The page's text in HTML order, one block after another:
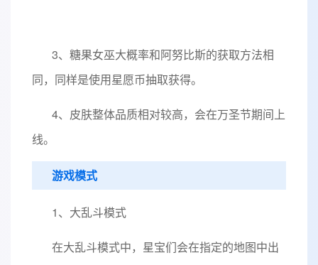
3、糖果女巫大概率和阿努比斯的获取方法相
同，同样是使用星愿币抽取获得。
4、皮肤整体品质相对较高，会在万圣节期间上
线。
游戏模式
1、大乱斗模式
在大乱斗模式中，星宝们会在指定的地图中出